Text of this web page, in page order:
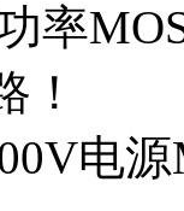
率
！
电